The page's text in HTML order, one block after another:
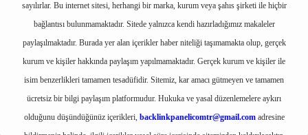
sayılırlar. Bu internet sitesi, herhangi bir marka, kurum veya şahıs şirketi ile hiçbir
bağlantısı bulunmamaktadır. Sitede yalnızca kendi hazırladığımız makaleler
paylaşılmaktadır. Burada yer alan içerikler haber niteliği taşımamakta olup, gerçek
kurum ve kişiler hakkında paylaşım yapılmamaktadır. Gerçek kurum ve kişiler ile
isim benzerlikleri tamamen tesadüfidir. Sitemiz, kar amacı gütmeyen ve tamamen
ücretsiz bir bilgi paylaşım platformudur. Hukuka ve yasal düzenlemelere aykırı
olduğunu düşündüğünüz içerikleri, backlinkpanelicomtr@gmail.comadresine